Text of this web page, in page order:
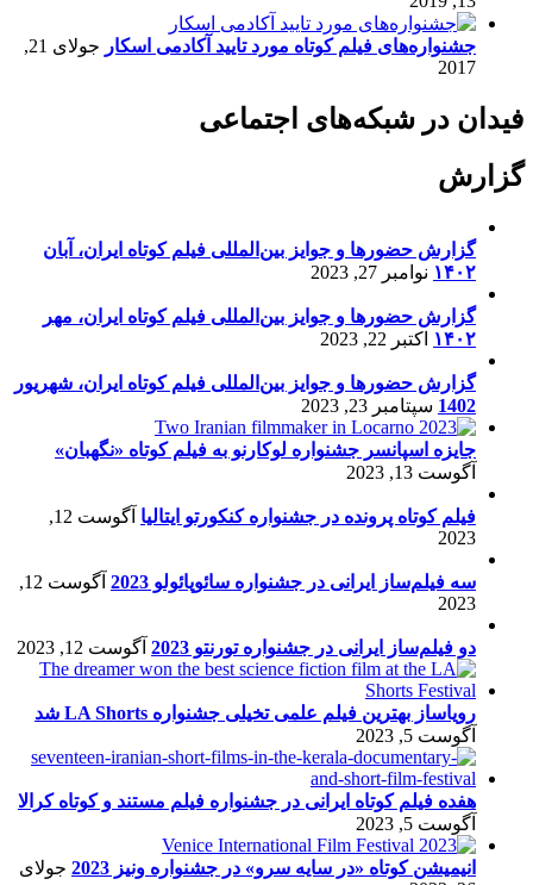
جشنواره‌های فیلم کوتاه مورد تایید آکادمی اسکار
جولای 21,
2017
فیدان در شبکه‌های اجتماعی
گزارش
گزارش حضورها و جوایز بین‌المللی فیلم کوتاه ایران، آبان
۱۴۰۲ نوامبر 27, 2023
گزارش حضورها و جوایز بین‌المللی فیلم کوتاه ایران، مهر
۱۴۰۲ اکتبر 22, 2023
گزارش حضورها و جوایز بین‌المللی فیلم کوتاه ایران، شهریور
1402 سپتامبر 23, 2023
جایزه اسپانسر جشنواره لوکارنو به فیلم کوتاه «نگهبان»
آگوست 13, 2023
فیلم کوتاه پرونده در جشنواره کنکورتو ایتالیا
آگوست 12,
2023
سه فیلم‌ساز ایرانی در جشنواره سائوپائولو 2023
آگوست 12,
2023
دو فیلم‌ساز ایرانی در جشنواره تورنتو 2023 آگوست 12, 2023
رویاساز بهترین فیلم علمی تخیلی جشنواره LA Shorts شد
آگوست 5, 2023
هفده فیلم کوتاه ایرانی در جشنواره فیلم مستند و کوتاه کرالا
آگوست 5, 2023
انیمیشن کوتاه «در سایه سرو» در جشنواره ونیز 2023
جولای